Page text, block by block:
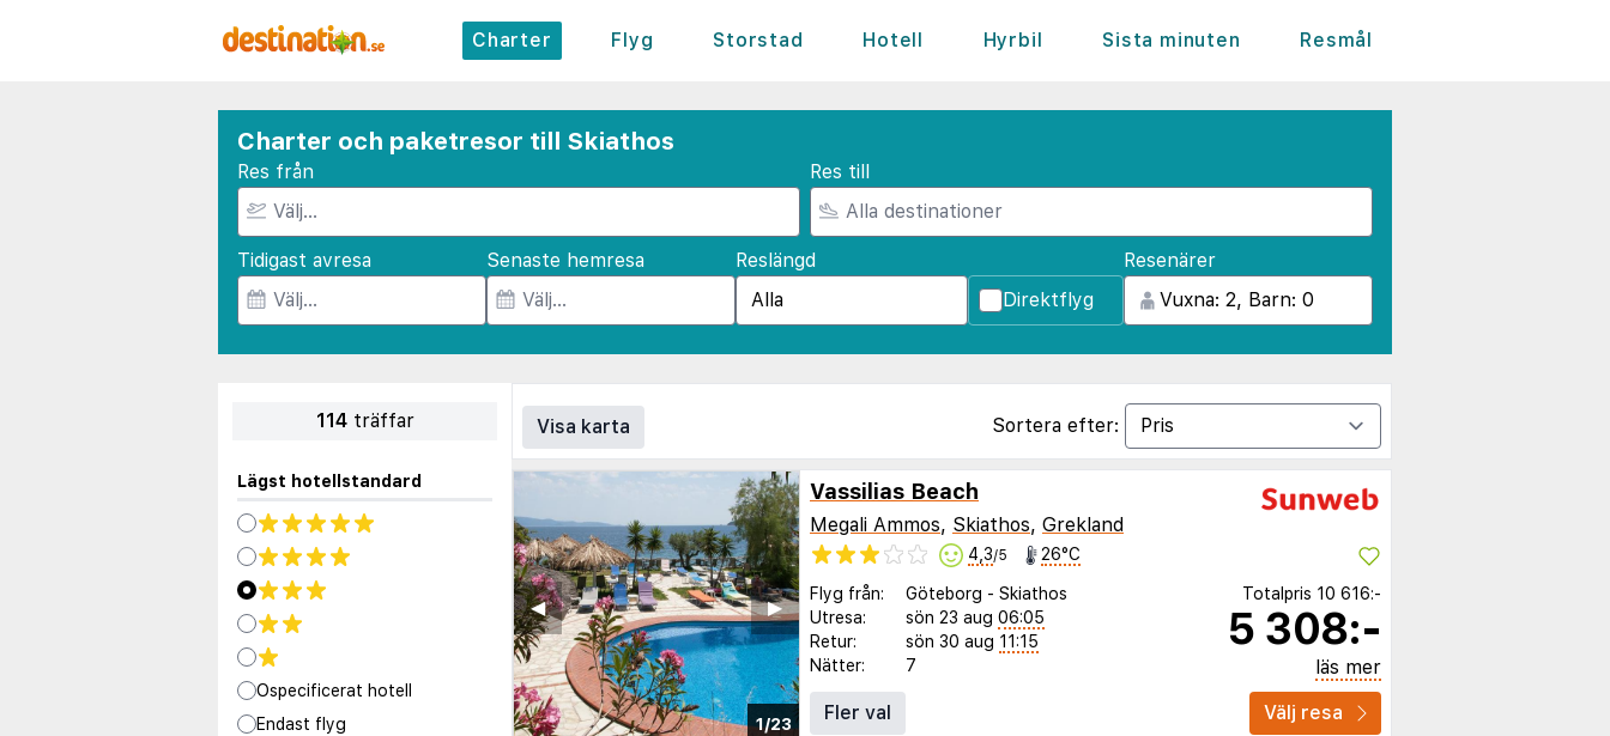
Charter Flyg Storstad Hotell Hyrbil Sista minuten Resmål
Charter och paketresor till Skiathos
Res från Res till
Tidigast avresa Senaste hemresa
Reslängd
Direktflyg
Resenärer
114 träffar
Lägst hotellstandard
Ospecificerat hotell
Endast flyg
Visa karta Sortera efter:
1/23
▶︎
◀︎
Vassilias Beach
Megali Ammos, Skiathos, Grekland
4,3/5 26°C
Flyg från: Göteborg - Skiathos
Utresa:
sön 23 aug 06:05
Retur:
sön 30 aug 11:15
Nätter:
7
Totalpris 10 616:-
5 308:-
läs mer
Fler val
Välj resa